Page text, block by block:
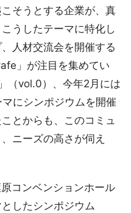
そうとする企業が、真
うしたテーマに特化し
人材交流会を開催する
」が注目を集めてい
（vol.0）、今年2月には
マにシンポジウムを開催
とからも、このコミュ
ニーズの高さが伺え
コンベンションホール
したシンポジウム